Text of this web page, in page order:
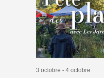
3 octobre - 4 octobre